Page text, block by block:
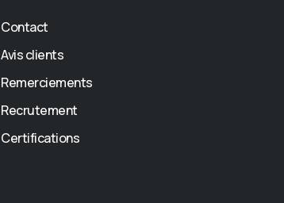
Contact
Avis clients
Remerciements
Recrutement
Certifications